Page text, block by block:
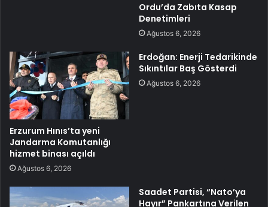
Ordu’da Zabıta Kasap
Denetimleri
Ağustos 6, 2026
Erzurum Hınıs’ta yeni
Jandarma Komutanlığı
hizmet binası açıldı
Ağustos 6, 2026
Erdoğan: Enerji Tedarikinde
Sıkıntılar Baş Gösterdi
Ağustos 6, 2026
Saadet Partisi, “Nato’ya
Hayır” Pankartına Verilen